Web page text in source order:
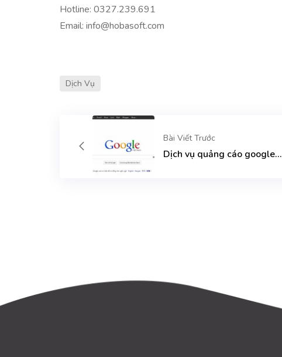
Hotline: 0327.239.691
Email: info@hobasoft.com
Dịch Vụ
Bài Viết Trước
Dịch vụ quảng cáo google...